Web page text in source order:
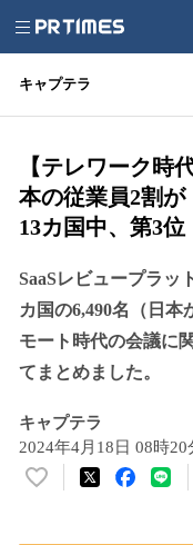
キャプテラ
【テレワーク時
本の従業員2割
13カ国中、第3位
SaaSレビュープラッ
カ国の6,490名（日本
モート時代の会議に
てまとめました。
キャプテラ
2024年4月18日 08時20
い